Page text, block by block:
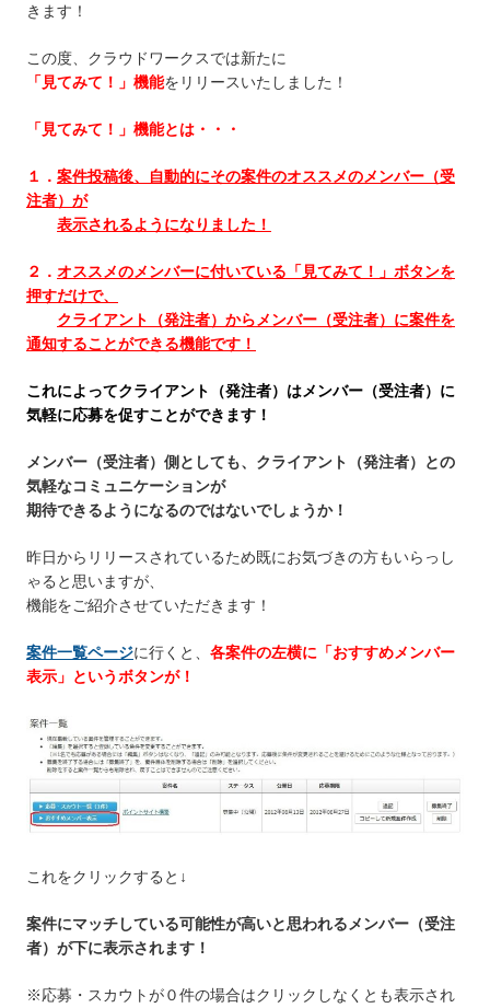
きます！
この度、クラウドワークスでは新たに
「見てみて！」機能をリリースいたしました！
「見てみて！」機能とは・・・
１． 案件投稿後、自動的にその案件のオススメのメンバー（受
注者）が
表示されるようになりました！
２． オススメのメンバーに付いている「見てみて！」ボタンを
押すだけで、
クライアント（発注者）からメンバー（受注者）に案件を
通知することができる機能です！
これによってクライアント（発注者）はメンバー（受注者）に
気軽に応募を促すことができます！
メンバー（受注者）側としても、クライアント（発注者）との
気軽なコミュニケーションが
期待できるようになるのではないでしょうか！
昨日からリリースされているため既にお気づきの方もいらっし
ゃると思いますが、
機能をご紹介させていただきます！
案件一覧ページに行くと、 各案件の左横に「おすすめメンバー
表示」というボタンが！
これをクリックすると↓
案件にマッチしている可能性が高いと思われるメンバー（受注
者）が下に表示されます！
※応募・スカウトが０件の場合はクリックしなくとも表示され